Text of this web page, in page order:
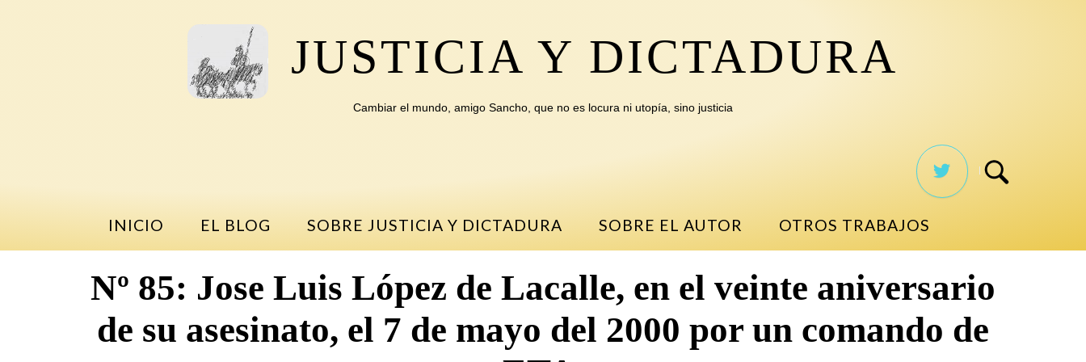
JUSTICIA Y DICTADURA
Cambiar el mundo, amigo Sancho, que no es locura ni utopía, sino justicia
INICIO EL BLOG SOBRE JUSTICIA Y DICTADURA SOBRE EL AUTOR OTROS TRABAJOS
Nº 85: Jose Luis López de Lacalle, en el veinte aniversario
de su asesinato, el 7 de mayo del 2000 por un comando de